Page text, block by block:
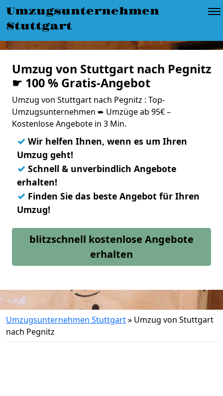
Umzugsunternehmen
Stuttgart
Umzug von Stuttgart nach Pegnitz
☛ 100 % Gratis-Angebot
Umzug von Stuttgart nach Pegnitz : Top-
Umzugsunternehmen ➨ Umzüge ab 95€ –
Kostenlose Angebote in 3 Min.
✓ Wir helfen Ihnen, wenn es um Ihren
Umzug geht!
✓ Schnell & unverbindlich Angebote
erhalten!
✓ Finden Sie das beste Angebot für Ihren
Umzug!
blitzschnell kostenlose Angebote
erhalten
Umzugsunternehmen Stuttgart» Umzug von Stuttgart
nach Pegnitz